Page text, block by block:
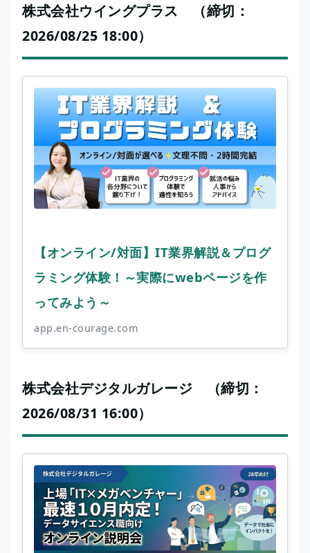
株式会社ウイングプラス （締切：
2026/08/25 18:00）
【オンライン/対面】IT業界解説＆プログ
ラミング体験！～実際にwebページを作
ってみよう～
app.en-courage.com
株式会社デジタルガレージ （締切：
2026/08/31 16:00）